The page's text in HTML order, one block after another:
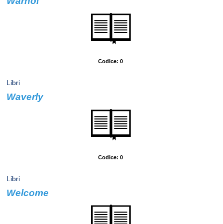
Codice: 0
Libri
Waverly
Codice: 0
Libri
Welcome